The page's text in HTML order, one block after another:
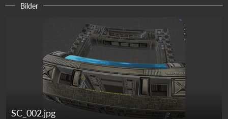
Bilder
SC_002.jpg